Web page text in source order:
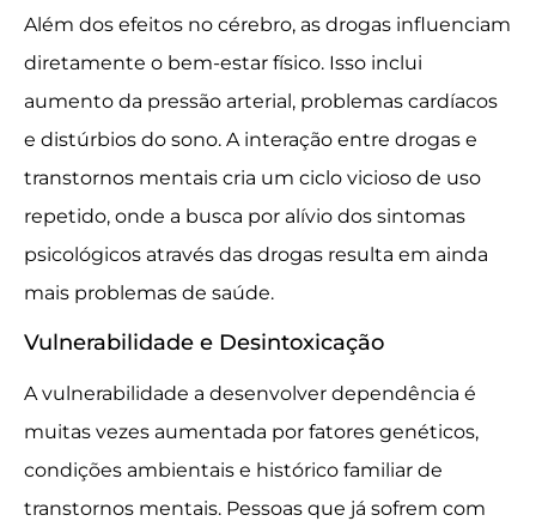
Além dos efeitos no cérebro, as drogas influenciam
diretamente o bem-estar físico. Isso inclui
aumento da pressão arterial, problemas cardíacos
e distúrbios do sono. A interação entre drogas e
transtornos mentais cria um ciclo vicioso de uso
repetido, onde a busca por alívio dos sintomas
psicológicos através das drogas resulta em ainda
mais problemas de saúde.
Vulnerabilidade e Desintoxicação
A vulnerabilidade a desenvolver dependência é
muitas vezes aumentada por fatores genéticos,
condições ambientais e histórico familiar de
transtornos mentais. Pessoas que já sofrem com